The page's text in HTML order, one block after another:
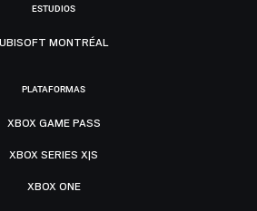
ESTUDIOS
UBISOFT MONTRÉAL
PLATAFORMAS
XBOX GAME PASS
XBOX SERIES X|S
XBOX ONE